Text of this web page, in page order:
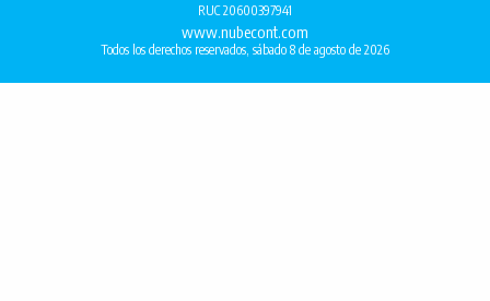
RUC 20600397941
www.nubecont.com
Todos los derechos reservados, sábado 8 de agosto de 2026